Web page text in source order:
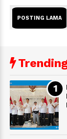
POSTING LAMA